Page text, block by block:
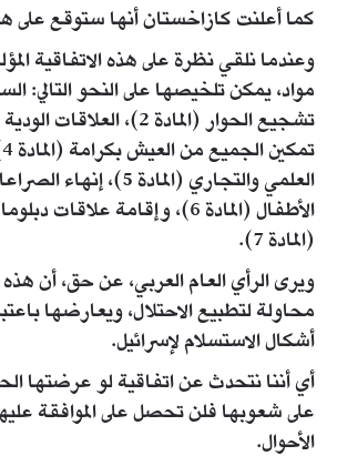
كما أعلنت كازاخستان أنها ستوقع على
وعندما نلقي نظرة على هذه الاتفاقية
العلمي والتجاري (المادة 5)،
الأطفال (المادة 6)، وإقامة
(المادة 7).
ويرى الرأي العام العربي، عن حق، أن هذه
محاولة لتطبيع الاحتلال، ويعارضها
أشكال الاستسلام لإسرائيل.
أي أننا نتحدث عن اتفاقية لو عرضتها
على شعوبها فلن تحصل على الموافقة
الأحوال.